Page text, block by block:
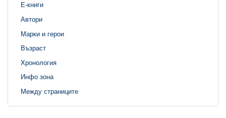
Е-книги
Автори
Марки и герои
Възраст
Хронология
Инфо зона
Между страниците